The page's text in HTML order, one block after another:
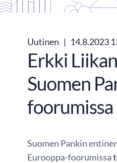
Uutinen | 14.8.2023
Erkki
Suomen
foorumissa
Suomen Pankin
Eurooppa-foorumissa